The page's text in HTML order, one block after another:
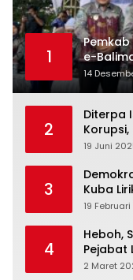
1
e-
Satu
14
2
Diterpa
19 Juni
3
Kuba
19
4
Heboh,
Pejabat
Bakal di
2 Maret